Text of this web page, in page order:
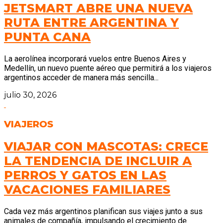
JETSMART ABRE UNA NUEVA
RUTA ENTRE ARGENTINA Y
PUNTA CANA
La aerolínea incorporará vuelos entre Buenos Aires y
Medellín, un nuevo puente aéreo que permitirá a los viajeros
argentinos acceder de manera más sencilla...
julio 30, 2026
VIAJEROS
VIAJAR CON MASCOTAS: CRECE
LA TENDENCIA DE INCLUIR A
PERROS Y GATOS EN LAS
VACACIONES FAMILIARES
Cada vez más argentinos planifican sus viajes junto a sus
animales de compañía, impulsando el crecimiento de